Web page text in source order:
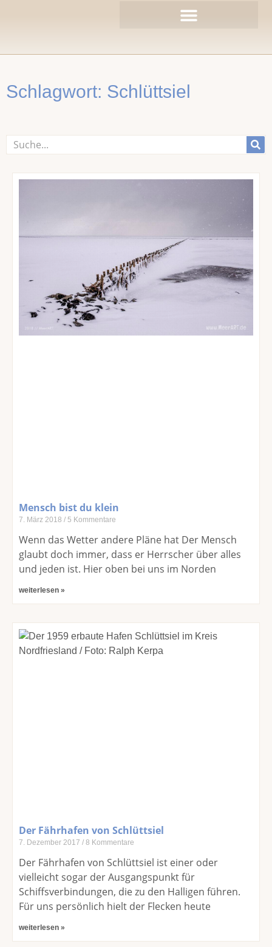
Schlagwort: Schlüttsiel
Suche
Mensch bist du klein
7. März 2018 5 Kommentare
Wenn das Wetter andere Pläne hat Der Mensch
glaubt doch immer, dass er Herrscher über alles
und jeden ist. Hier oben bei uns im Norden
weiterlesen »
Der Fährhafen von Schlüttsiel
7. Dezember 2017 8 Kommentare
Der Fährhafen von Schlüttsiel ist einer oder
vielleicht sogar der Ausgangspunkt für
Schiffsverbindungen, die zu den Halligen führen.
Für uns persönlich hielt der Flecken heute
weiterlesen »